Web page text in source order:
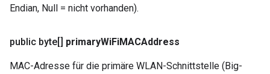
Endian, Null = nicht vorhanden).
public byte[] primaryWiFiMACAddress
MAC-Adresse für die primäre WLAN-Schnittstelle (Big-